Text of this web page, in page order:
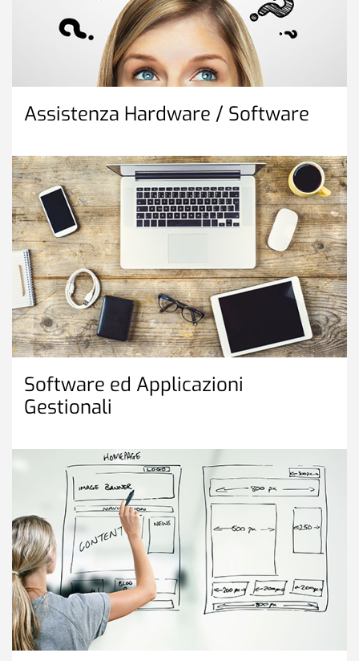
Assistenza Hardware / Software
Software ed Applicazioni
Gestionali